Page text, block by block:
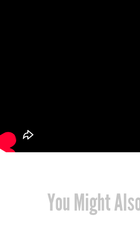
You Might